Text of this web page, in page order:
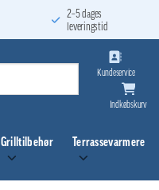
2–5 dages
leveringstid
Kundeservice
Indkøbskurv
Grilltilbehør Terrassevarmere